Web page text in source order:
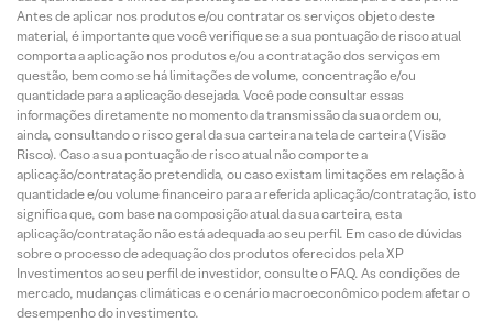
Antes de aplicar nos produtos e/ou contratar os serviços objeto deste
material, é importante que você verifique se a sua pontuação de risco atual
comporta a aplicação nos produtos e/ou a contratação dos serviços em
questão, bem como se há limitações de volume, concentração e/ou
quantidade para a aplicação desejada. Você pode consultar essas
informações diretamente no momento da transmissão da sua ordem ou,
ainda, consultando o risco geral da sua carteira na tela de carteira (Visão
Risco). Caso a sua pontuação de risco atual não comporte a
aplicação/contratação pretendida, ou caso existam limitações em relação à
quantidade e/ou volume financeiro para a referida aplicação/contratação, isto
significa que, com base na composição atual da sua carteira, esta
aplicação/contratação não está adequada ao seu perfil. Em caso de dúvidas
sobre o processo de adequação dos produtos oferecidos pela XP
Investimentos ao seu perfil de investidor, consulte o FAQ. As condições de
mercado, mudanças climáticas e o cenário macroeconômico podem afetar o
desempenho do investimento.